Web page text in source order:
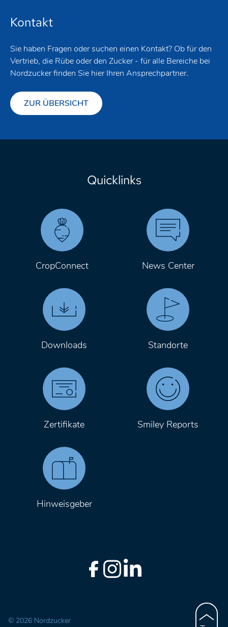
Kontakt
Sie haben Fragen oder suchen einen Kontakt? Ob für den
Vertrieb, die Rübe oder den Zucker - für alle Bereiche bei
Nordzucker finden Sie hier Ihren Ansprechpartner.
ZUR ÜBERSICHT
Quicklinks
CropConnect News Center
Downloads Standorte
Zertifikate Smiley Reports
Hinweisgeber
© 2026 Nordzucker